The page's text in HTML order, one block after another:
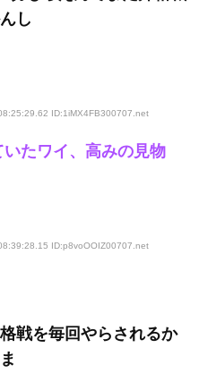
し
ID:1iMX4FB300707 .net
たワイ、高みの見物
ID:p8voOOIZ00707 .net
戦を毎回やらされるか